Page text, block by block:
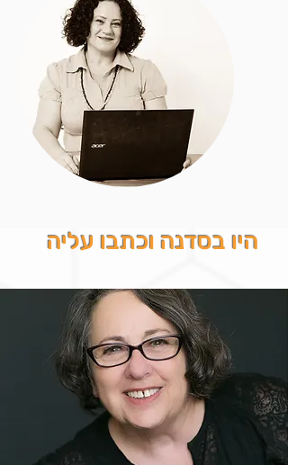
היו בסדנה וכתבו עליה